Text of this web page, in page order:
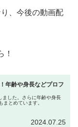
、今後の動画配
！
年齢や身長などプロフ
ました。さらに年齢や身長
まとめています。
2024.07.25